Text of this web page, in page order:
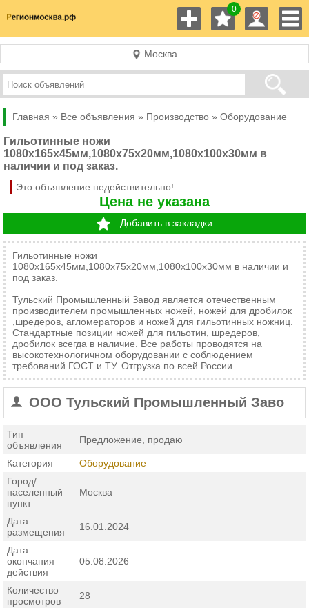
0
Москва
Главная » Все объявления » Производство » Оборудование
Гильотинные ножи
1080х165х45мм,1080х75х20мм,1080х100х30мм в
наличии и под заказ.
Это объявление недействительно!
Цена не указана
Добавить в закладки
Гильотинные ножи
1080х165х45мм,1080х75х20мм,1080х100х30мм в наличии и
под заказ.
Тульский Промышленный Завод является отечественным
производителем промышленных ножей, ножей для дробилок
,шредеров, агломераторов и ножей для гильотинных ножниц.
Стандартные позиции ножей для гильотин, шредеров,
дробилок всегда в наличие. Все работы проводятся на
высокотехнологичном оборудовании с соблюдением
требований ГОСТ и ТУ. Отгрузка по всей России.
ООО Тульский Промышленный Заво
Тип
объявления
Предложение, продаю
Категория
Оборудование
Город/
населенный
пункт
Москва
Дата
размещения
16.01.2024
Дата
окончания
действия
05.08.2026
Количество
просмотров
28